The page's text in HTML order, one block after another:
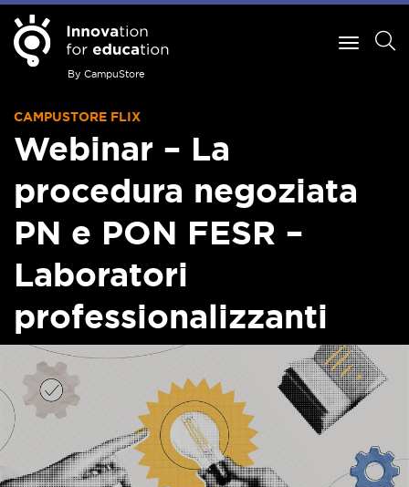
By CampuStore
CAMPUSTORE FLIX
Webinar – La
procedura negoziata
PN e PON FESR –
Laboratori
professionalizzanti